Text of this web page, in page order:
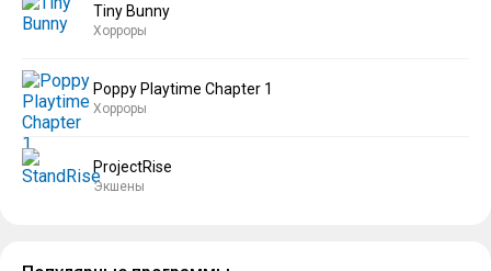
Tiny Bunny
Хорроры
Poppy Playtime Chapter 1
Хорроры
ProjectRise
Экшены